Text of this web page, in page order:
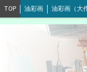
TOP 油彩画 油彩画（大